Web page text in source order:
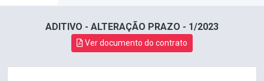
ADITIVO - ALTERAÇÃO PRAZO - 1/2023
Ver documento do contrato